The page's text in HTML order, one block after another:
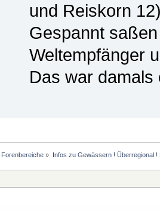
und Reiskorn
Gespannt
Weltempfänger
Das war
Forenbereiche » Infos zu Gewässern ! Überregional !